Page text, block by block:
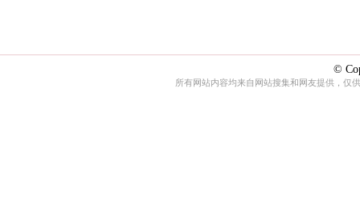
©
所有网站内容均来自网站搜集和网友提供，仅